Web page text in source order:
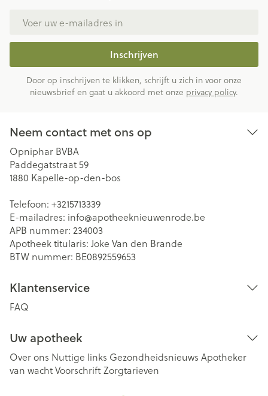
Inschrijven
Door op inschrijven te klikken, schrijft u zich in voor onze
nieuwsbrief en gaat u akkoord met onze privacy policy.
Neem contact met ons op
Opniphar BVBA
Paddegatstraat 59
1880 Kapelle-op-den-bos
Telefoon: +3215713339
E-mailadres: info@apotheeknieuwenrode.be
APB nummer: 234003
Apotheek titularis: Joke Van den Brande
BTW nummer: BE0892559653
Klantenservice
FAQ
Uw apotheek
Over ons Nuttige links Gezondheidsnieuws Apotheker
van wachtVoorschriftZorgtarieven